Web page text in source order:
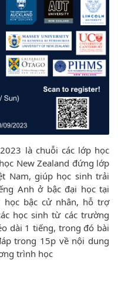
là chuỗi các lớp học
New Zealand đứng lớp
Nam, giúp học sinh trải
Anh ở bậc đại học tại
học bậc cử nhân, hỗ trợ
học sinh từ các trường
dài 1 tiếng, trong đó bài
trong 15p về nội dung
trình học